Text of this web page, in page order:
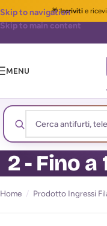
🎁Iscrivitie
Skip to navigation
Skip to main content
MENU
2 - Fino a
Home / Prodotto Ingressi